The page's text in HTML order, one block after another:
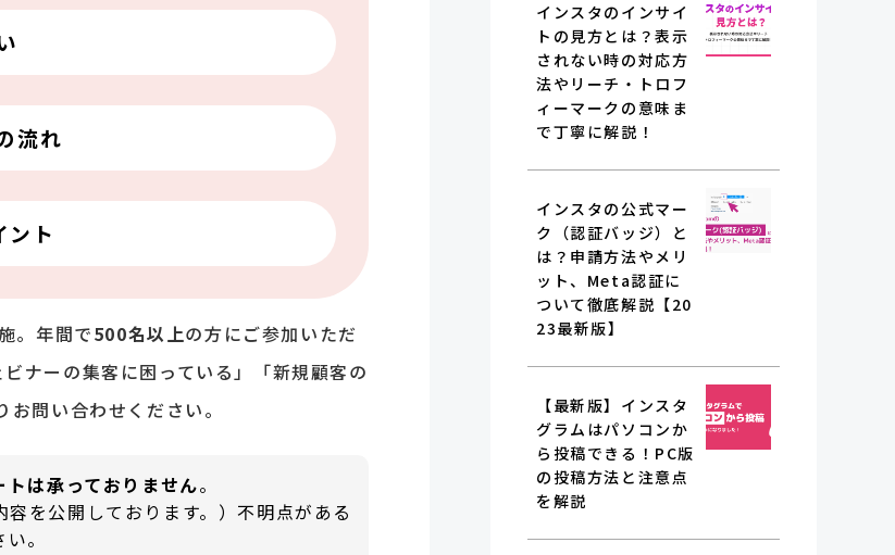
流れ
ント
。年間で500名以上の方にご参加いただ
ナーの集客に困っている」「新規顧客の
お問い合わせください。
は承っておりません。
を公開しております。）不明点がある
。
インスタのインサイ
トの見方とは？表示
されない時の対応方
法やリーチ・トロフ
ィーマークの意味ま
で丁寧に解説！
インスタの公式マー
ク（認証バッジ）と
は？申請方法やメリ
ット、Meta認証に
ついて徹底解説【20
23最新版】
【最新版】インスタ
グラムはパソコンか
ら投稿できる！PC版
の投稿方法と注意点
を解説